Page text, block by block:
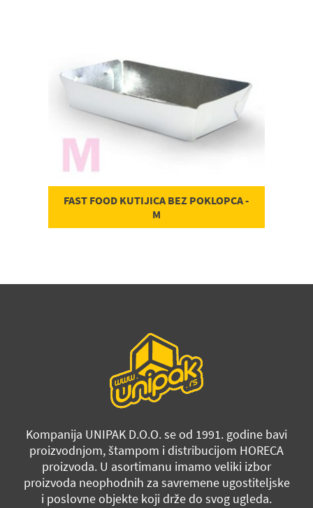
FAST FOOD KUTIJICA BEZ POKLOPCA -
M
Kompanija UNIPAK D.O.O. se od 1991. godine bavi
proizvodnjom, štampom i distribucijom HORECA
proizvoda. U asortimanu imamo veliki izbor
proizvoda neophodnih za savremene ugostiteljske
i poslovne objekte koji drže do svog ugleda.